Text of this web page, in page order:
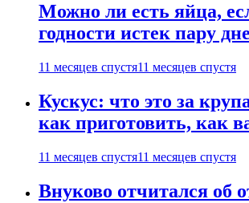
Можно ли есть яйца,
годности истек пару
11 месяцев спустя11 месяцев спустя
Кускус: что это за
как приготовить, как
11 месяцев спустя11 месяцев спустя
Внуково отчитался об